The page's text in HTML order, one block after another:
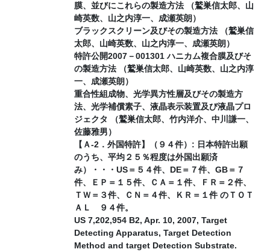
膜、並びにこれらの製造方法 （鷲巣信太郎、山
崎英数、山之内淳一、成瀬英朗）
ブラックスクリーン及びその製造方法 （鷲巣信
太郎、山崎英数、山之内淳一、成瀬英朗）
特許公開2007－001301 ハニカム複合膜及びそ
の製造方法 （鷲巣信太郎、山崎英数、山之内淳
一、成瀬英朗）
重合性組成物、光学異方性層及びその製造方
法、光学補償素子、液晶表示装置及び液晶プロ
ジェクタ （鷲巣信太郎、竹内洋介、中川謙一、
佐藤雅男）
【Ａ-2．外国特許】（９４件）: 日本特許出願
のうち、平均２５％程度は外国出願済
み）・・・US＝５４件、DE＝７件、GB＝７
件、ＥＰ＝１５件、ＣＡ＝１件、ＦＲ＝２件、
ＴＷ＝３件、ＣＮ＝４件、ＫＲ＝１件 のＴＯＴ
ＡＬ ９４件。
US 7,202,954 B2, Apr. 10, 2007, Target
Detecting Apparatus, Target Detection
Method and target Detection Substrate.